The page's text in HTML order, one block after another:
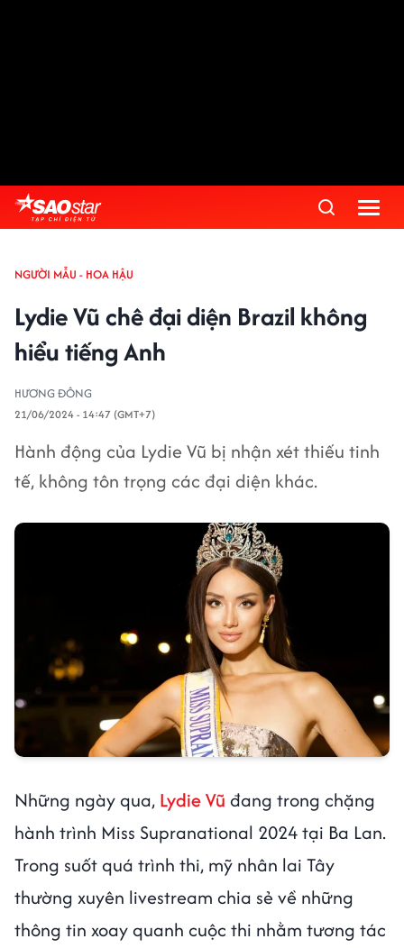
NGƯỜI MẪU - HOA HẬU
Lydie Vũ chê đại diện Brazil không
hiểu tiếng Anh
HƯƠNG ĐÔNG
21/06/2024 - 14:47 (GMT+7)
Hành động của Lydie Vũ bị nhận xét thiếu tinh
tế, không tôn trọng các đại diện khác.
Những ngày qua, Lydie Vũ đang trong chặng
hành trình Miss Supranational 2024 tại Ba Lan.
Trong suốt quá trình thi, mỹ nhân lai Tây
thường xuyên livestream chia sẻ về những
thông tin xoay quanh cuộc thi nhằm tương tác